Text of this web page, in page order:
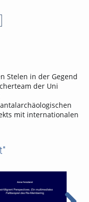
Stelen in der Gegend
der Uni
mit internationalen